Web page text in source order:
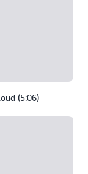
(5:06)